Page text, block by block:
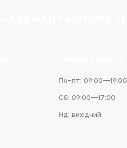
Пн–пт: 09:00—19:00
Сб: 09:00—17:00
Нд: вихідний